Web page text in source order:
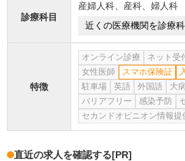
診療科目
産婦人科、 産科、 婦人科
近くの医療機関を診療
特徴
オンライン診療 ネット受
女性医師
スマホ保険証
駐車場
英語 外国語 大
バリアフリー
感染予防
セカンドオピニオン情報提
直近の求人を確認する[PR]